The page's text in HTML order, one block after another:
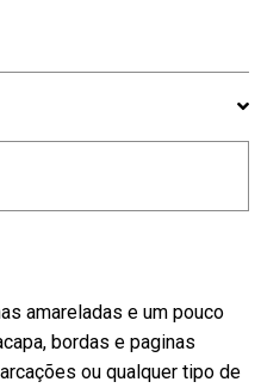
amareladas e um pouco
bordas e paginas
ou qualquer tipo de